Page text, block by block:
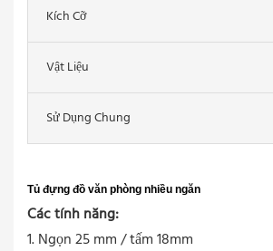
Kích Cỡ
Vật Liệu
Sử Dụng Chung
Tủ đựng đồ văn phòng nhiều ngăn
Các tính năng:
1. Ngọn 25 mm / tấm 18mm